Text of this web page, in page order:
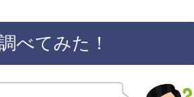
べてみた！